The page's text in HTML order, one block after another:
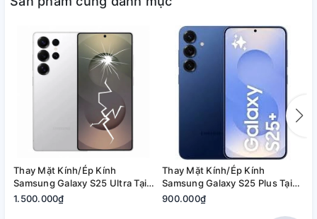
Thay Mặt Kính/Ép Kính
Samsung Galaxy S25 Ultra Tại
Quận 2, Tp. Thủ Đức | Bảo
1.500.000₫
Thay Mặt Kính/Ép Kính
Samsung Galaxy S25 Plus Tại
Quận 2, Tp. Thủ Đức | Bảo
900.000₫